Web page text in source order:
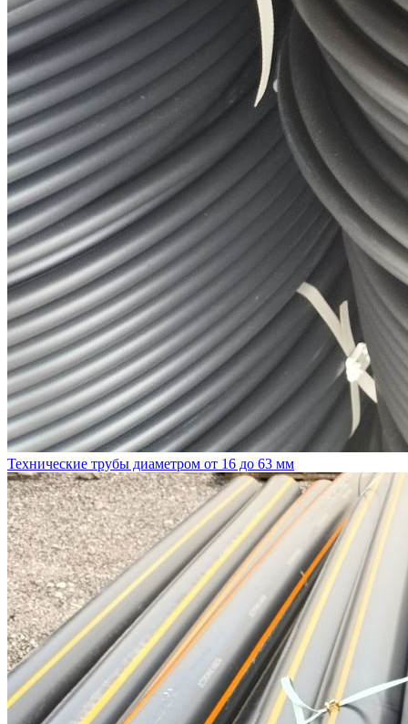
Технические трубы диаметром от 16 до 63 мм